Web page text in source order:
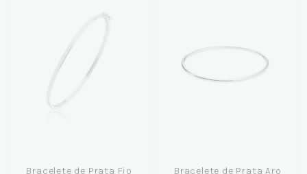
Bracelete de Prata Fio
Bracelete de Prata Aro